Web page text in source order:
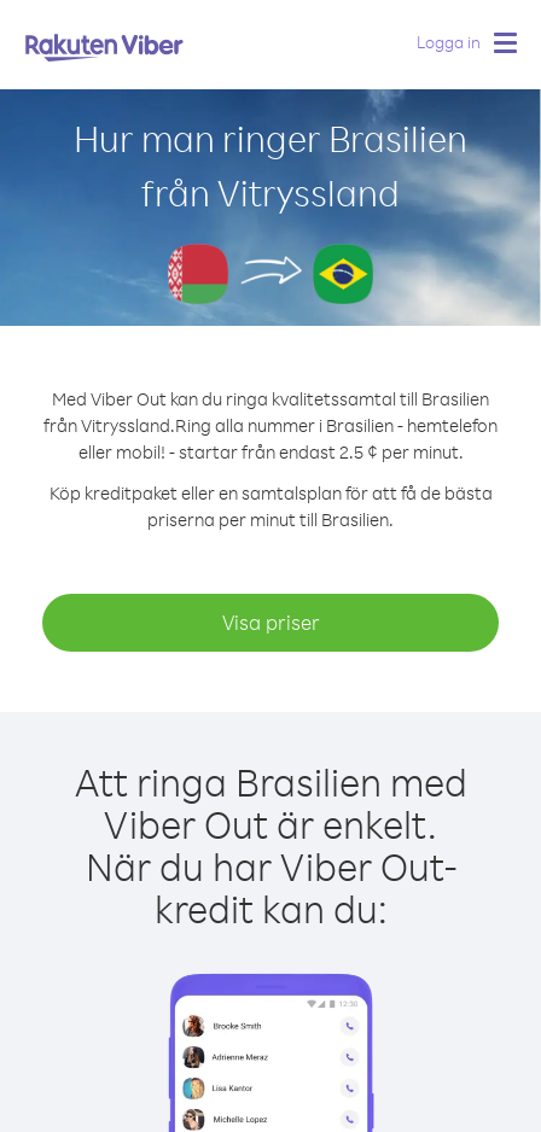
Logga in
Hur man ringer Brasilien
från Vitryssland
Med Viber Out kan du ringa kvalitetssamtal till Brasilien
från Vitryssland.Ring alla nummer i Brasilien - hemtelefon
eller mobil! - startar från endast 2.5 ¢ per minut.
Köp kreditpaket eller en samtalsplan för att få de bästa
priserna per minut till Brasilien.
Visa priser
Att ringa Brasilien med
Viber Out är enkelt.
När du har Viber Out-
kredit kan du: